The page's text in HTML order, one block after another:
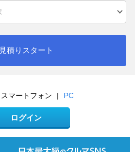
見積りスタート
スマートフォン | PC
ログイン